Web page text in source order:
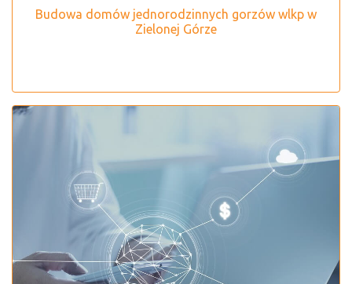
Budowa domów jednorodzinnych gorzów wlkp w
Zielonej Górze